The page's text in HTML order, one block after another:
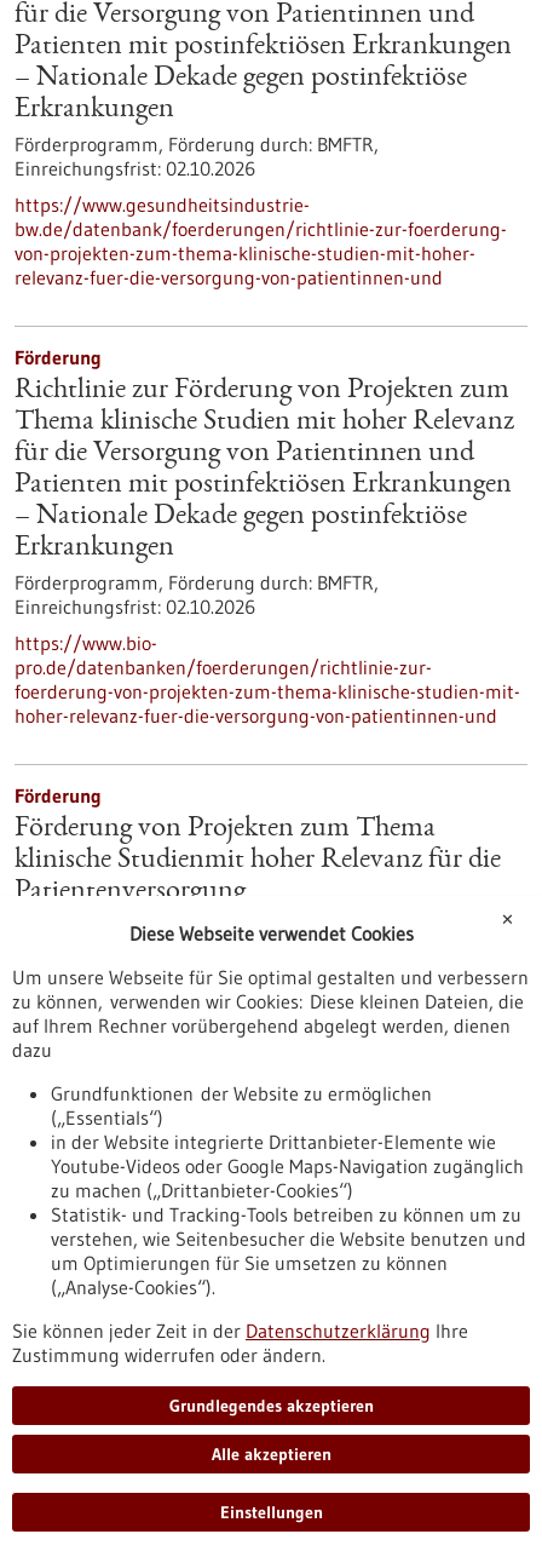
für die Versorgung von Patientinnen und
Patienten mit postinfektiösen Erkrankungen
– Nationale Dekade gegen postinfektiöse
Erkrankungen
Förderprogramm, Förderung durch: BMFTR,
Einreichungsfrist: 02.10.2026
https://www.gesundheitsindustrie-
bw.de/datenbank/foerderungen/richtlinie-zur-foerderung-
von-projekten-zum-thema-klinische-studien-mit-hoher-
relevanz-fuer-die-versorgung-von-patientinnen-und
Förderung
Richtlinie zur Förderung von Projekten zum
Thema klinische Studien mit hoher Relevanz
für die Versorgung von Patientinnen und
Patienten mit postinfektiösen Erkrankungen
– Nationale Dekade gegen postinfektiöse
Erkrankungen
Förderprogramm, Förderung durch: BMFTR,
Einreichungsfrist: 02.10.2026
https://www.bio-
pro.de/datenbanken/foerderungen/richtlinie-zur-
foerderung-von-projekten-zum-thema-klinische-studien-mit-
hoher-relevanz-fuer-die-versorgung-von-patientinnen-und
Förderung
Förderung von Projekten zum Thema
klinische Studienmit hoher Relevanz für die
Patientenversorgung
Förderprogramm,Förderung durch:BMFTR,
https://www.gesundheitsindustrie-
bw.de/datenbank/foerderungen/foerderung-von-projekten-
zum-thema-klinische-studienmit-hoher-relevanz-fuer-die-
patientenversorgung
Förderung
Förderung von Projekten zum Thema
klinische Studienmit hoher Relevanz für die
Patientenversorgung
Förderprogramm,Förderung durch:BMFTR,
Einreichungsfrist: 02.10.2026
https://www.bio-
pro.de/datenbanken/foerderungen/foerderung-von-
fuer-die-patientenversorgung
✕
Diese Webseite verwendet Cookies
Um unsere Webseite für Sie optimal gestalten und verbessern
zu können, verwenden wir Cookies: Diese kleinen Dateien, die
auf Ihrem Rechner vorübergehend abgelegt werden, dienen
dazu
Grundfunktionen der Website zu ermöglichen
(„Essentials“)
in der Website integrierte Drittanbieter-Elemente wie
Youtube-Videos oder Google Maps-Navigation zugänglich
zu machen („Drittanbieter-Cookies“)
Statistik- und Tracking-Tools betreiben zu können um zu
verstehen, wie Seitenbesucher die Website benutzen und
um Optimierungen für Sie umsetzen zu können
(„Analyse-Cookies“).
Sie können jeder Zeit in der Datenschutzerklärung Ihre
Zustimmung widerrufen oder ändern.
Grundlegendes akzeptieren
Alle akzeptieren
Einstellungen